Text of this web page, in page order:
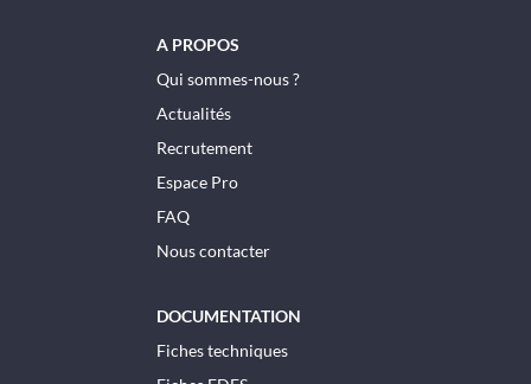
A PROPOS
Qui sommes-nous ?
Actualités
Recrutement
Espace Pro
FAQ
Nous contacter
DOCUMENTATION
Fiches techniques